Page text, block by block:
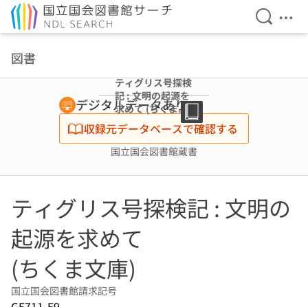
検索を
メ
図書
ティグリス号探検
記 : 文明の起源を
求めて (ちくま文
庫)
デジタルデータあり
収録元データベースで確認する
国立国会図書館蔵書
ティグリス号探検記 : 文明の
起源を求めて
(ちくま文庫)
国立国会図書館請求記号